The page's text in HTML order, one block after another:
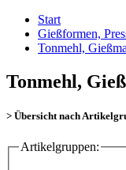
Start
Gießformen,
Tonmehl,
Tonmehl,
> Übersicht nach
Artikelgruppen: